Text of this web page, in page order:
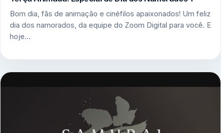
Bom dia, fãs de animação e cinéfilos apaixonados! Um feliz
dia dos namorados, da equipe do Zoom Digital para você. E
hoje…